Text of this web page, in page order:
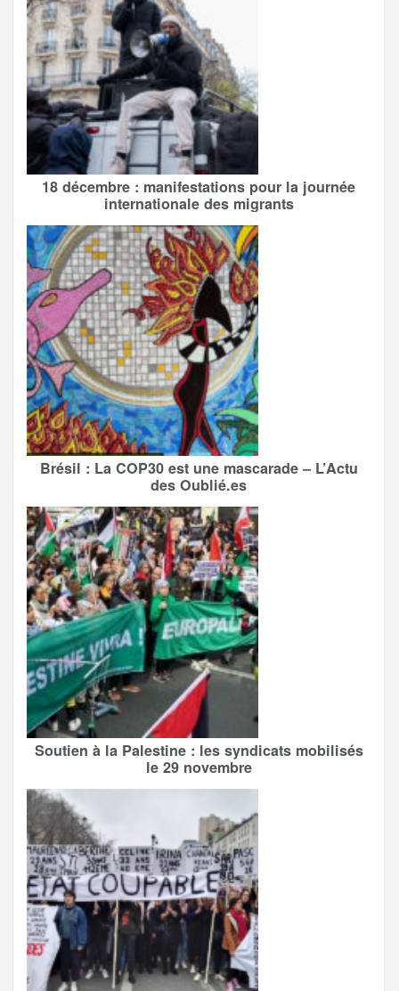
18 décembre : manifestations pour la journée
internationale des migrants
Brésil : La COP30 est une mascarade – L’Actu
des Oublié.es
Soutien à la Palestine : les syndicats mobilisés
le 29 novembre